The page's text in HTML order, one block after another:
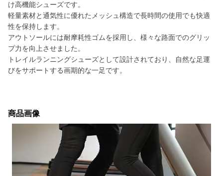
け高機能シューズです。
軽量素材と通気性に優れたメッシュ構造で長時間の使用でも快適
性を保持します。
アウトソールには耐摩耗性ゴムを採用し、様々な路面でのグリッ
プ力を向上させました。
トレイルランニングシューズとして設計されており、自然な足運
びをサポートする画期的な一足です。
商品画像